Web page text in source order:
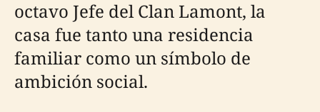
octavo Jefe del Clan Lamont, la
casa fue tanto una residencia
familiar como un símbolo de
ambición social.